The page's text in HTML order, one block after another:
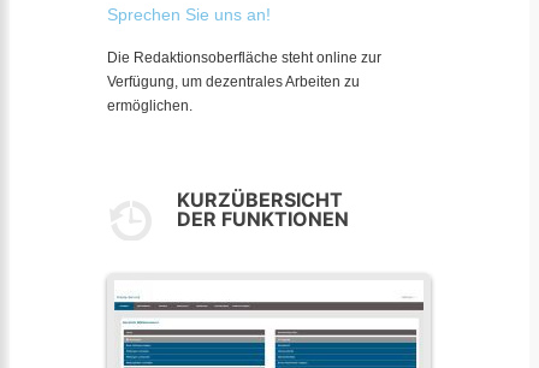
Sprechen Sie uns an!
Die Redaktionsoberfläche steht online zur
Verfügung, um dezentrales Arbeiten zu
ermöglichen.
KURZÜBERSICHT
DER FUNKTIONEN